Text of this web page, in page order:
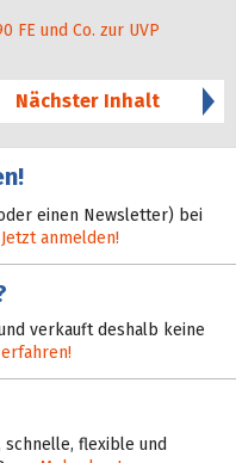
FE und Co. zur UVP
Nächster Inhalt
einen Newsletter) bei
Jetzt anmelden!
verkauft deshalb keine
flexible und